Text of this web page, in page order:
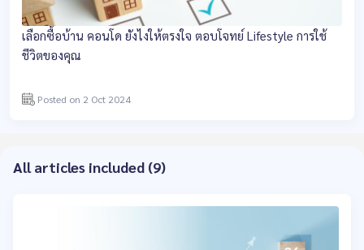
เลือกซื้อบ้าน คอนโด ยังไงให้ตรงใจ ตอบโจทย์ Lifestyle การใช้
ชีวิตของคุณ
Posted on 2 Oct 2024
All articles included (9)